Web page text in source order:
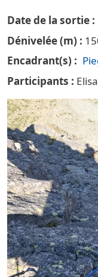
Date de la sortie
Dénivelée (m)
Encadrant(s)
Participants
Vignette